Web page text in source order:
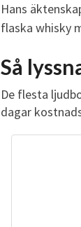
Hans
flaska whisky
Så
De flesta
dagar